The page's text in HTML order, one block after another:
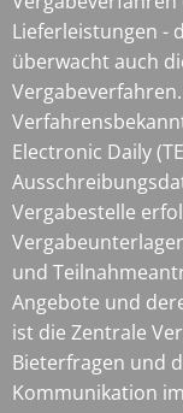
Lieferleistungen -
überwacht auch
Electronic Daily
Vergabestelle
und
Angebote und
ist die Zentrale
Bieterfragen und
Kommunikation